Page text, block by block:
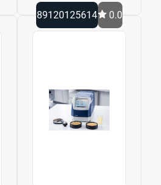
89120125614 0.0